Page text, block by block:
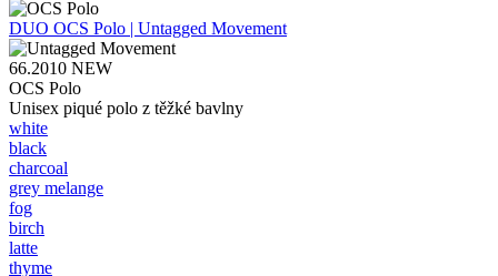
DUO OCS Polo | Untagged Movement
66.2010 NEW
OCS Polo
Unisex piqué polo z těžké bavlny
white
black
charcoal
grey melange
fog
birch
latte
thyme